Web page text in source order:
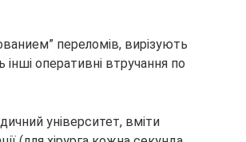
переломів, вирізують
оперативні втручання по
університет, вміти